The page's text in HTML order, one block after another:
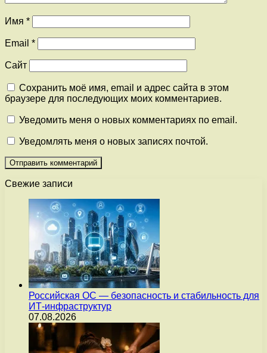
Имя *
Email *
Сайт
Сохранить моё имя, email и адрес сайта в этом
браузере для последующих моих комментариев.
Уведомить меня о новых комментариях по email.
Уведомлять меня о новых записях почтой.
Свежие записи
Российская ОС — безопасность и стабильность для
ИТ-инфраструктур
07.08.2026